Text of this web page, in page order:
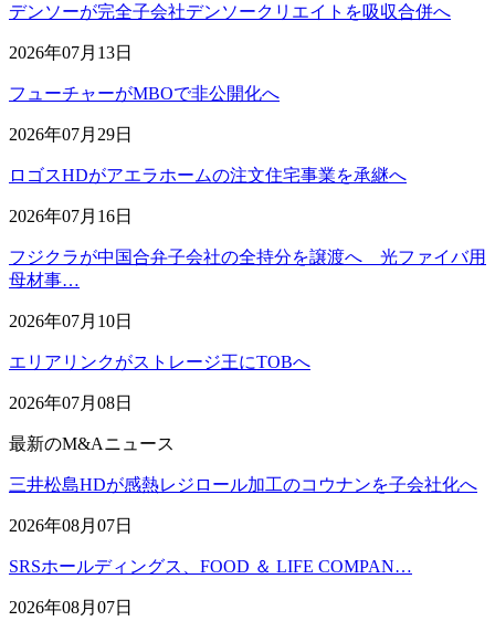
デンソーが完全子会社デンソークリエイトを吸収合併へ
2026年07月13日
フューチャーがMBOで非公開化へ
2026年07月29日
ロゴスHDがアエラホームの注文住宅事業を承継へ
2026年07月16日
フジクラが中国合弁子会社の全持分を譲渡へ 光ファイバ用
母材事…
2026年07月10日
エリアリンクがストレージ王にTOBへ
2026年07月08日
最新のM&Aニュース
三井松島HDが感熱レジロール加工のコウナンを子会社化へ
2026年08月07日
SRSホールディングス、FOOD ＆ LIFE COMPAN…
2026年08月07日